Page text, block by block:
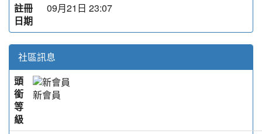
註冊
日期
09月21日 23:07
社區訊息
頭
銜
等
級
新會員